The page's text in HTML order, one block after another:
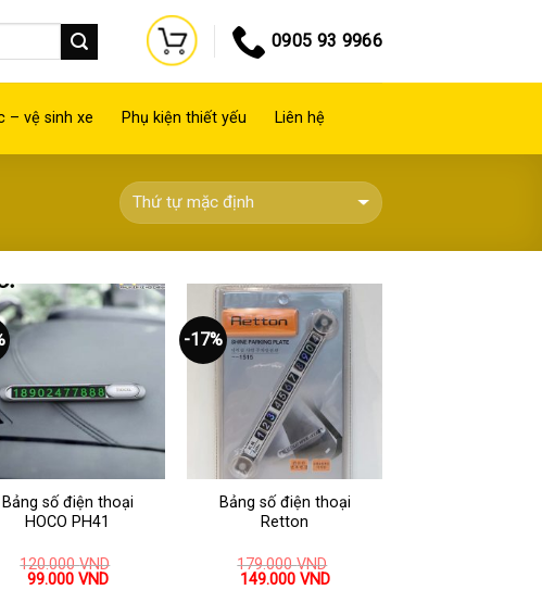
0905 93 9966
– vệ sinh xe Phụ kiện thiết yếu Liên hệ
thích
Bảng số điện thoại
HOCO PH41
120.000VND
99.000 VND
-17%
Thêm
Bảng số điện thoại
Retton
179.000VND
149.000 VND